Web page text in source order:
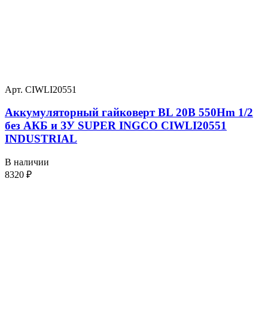
Арт. CIWLI20551
Аккумуляторный гайковерт BL 20В 550Hm 1/2
без АКБ и ЗУ SUPER INGCO CIWLI20551
INDUSTRIAL
В наличии
8320 ₽